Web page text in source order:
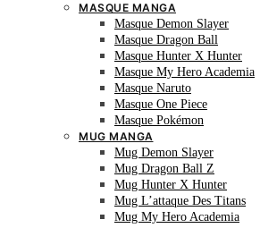
MASQUE MANGA
Masque Demon Slayer
Masque Dragon Ball
Masque Hunter X Hunter
Masque My Hero Academia
Masque Naruto
Masque One Piece
Masque Pokémon
MUG MANGA
Mug Demon Slayer
Mug Dragon Ball Z
Mug Hunter X Hunter
Mug L’attaque Des Titans
Mug My Hero Academia